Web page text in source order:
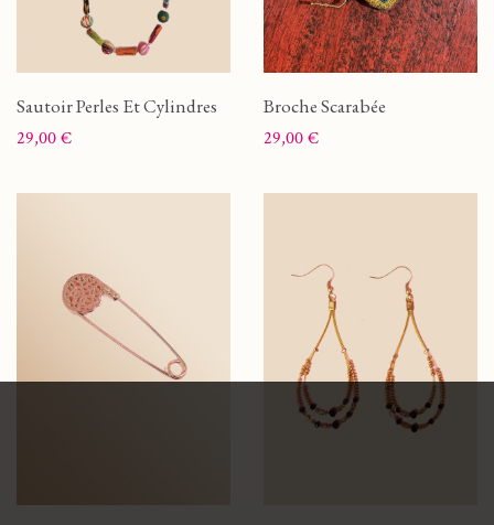
Sautoir Perles Et Cylindres
Prix
29,00 €
Broche Scarabée
Prix
29,00 €